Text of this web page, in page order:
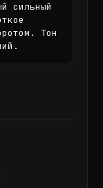
сильный
Тон